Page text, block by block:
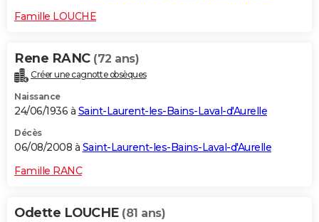
Famille LOUCHE
Rene RANC (72 ans)
Créer une cagnotte obsèques
Naissance
24/06/1936 à Saint-Laurent-les-Bains-Laval-d'Aurelle
Décès
06/08/2008 à Saint-Laurent-les-Bains-Laval-d'Aurelle
Famille RANC
Odette LOUCHE (81 ans)